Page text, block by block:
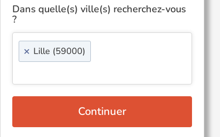
Dans quelle(s) ville(s) recherchez-vous
?
× Lille (59000)
Continuer